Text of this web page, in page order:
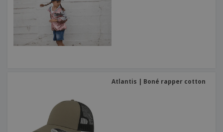
Atlantis | Boné rapper cotton